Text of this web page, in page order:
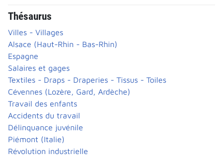
Thésaurus
Villes - Villages
Alsace (Haut-Rhin - Bas-Rhin)
Espagne
Salaires et gages
Textiles - Draps - Draperies - Tissus - Toiles
Cévennes (Lozère, Gard, Ardèche)
Travail des enfants
Accidents du travail
Délinquance juvénile
Piémont (Italie)
Révolution industrielle